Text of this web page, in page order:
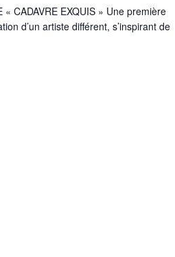
CADAVRE EXQUIS » Une première
d’un artiste différent, s’inspirant de